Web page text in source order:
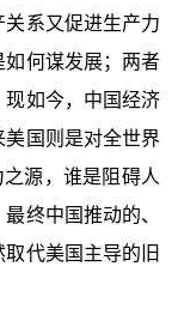
系又促进生产力
如何谋发展；两者
现如今，中国经济
国则是对全世界
源，谁是阻碍人
终中国推动的、
代美国主导的旧